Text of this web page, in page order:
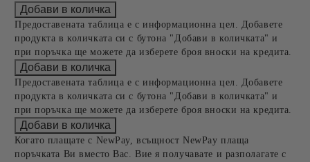
Предоставената таблица е с информационна цел. Добавете
продукта в количката си с бутона "Добави в количката" и
при поръчка ще можете да изберете броя вноски на кредита.
Предоставената таблица е с информационна цел. Добавете
продукта в количката си с бутона "Добави в количката" и
при поръчка ще можете да изберете броя вноски на кредита.
Когато плащате с NewPay, всъщност NewPay плаща
поръчката Ви вместо Вас. Вие я получавате и разполагате с